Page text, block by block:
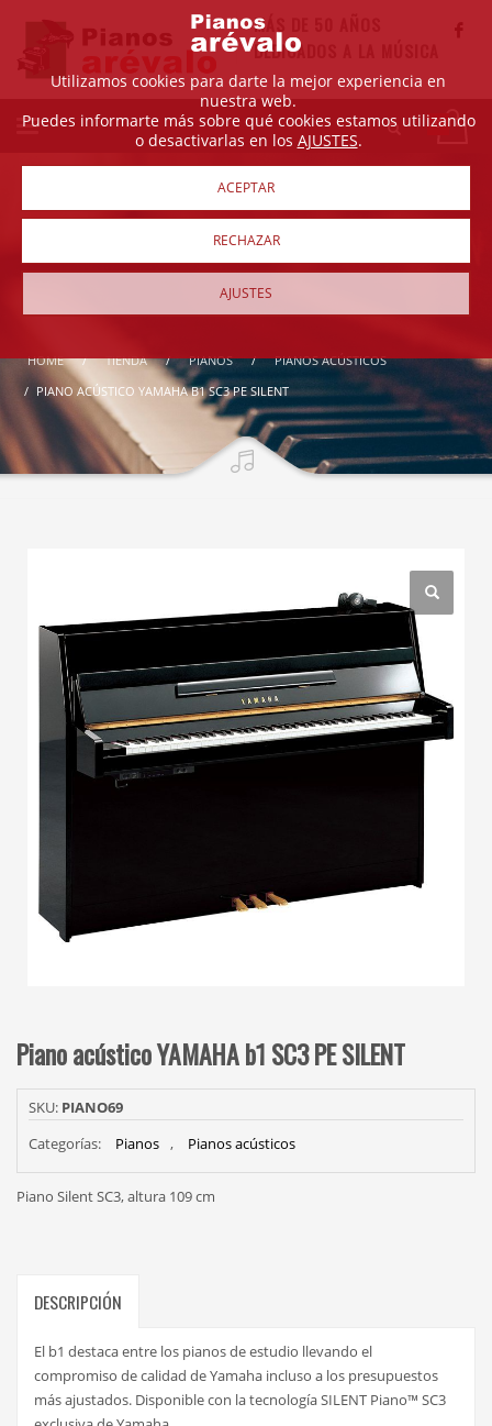
MÁS DE 50 AÑOS
DEDICADOS A LA MÚSICA
HOME TIENDA PIANOS
PIANOS ACÚSTICOS
PIANO ACÚSTICO YAMAHA B1 SC3 PE SILENT
Piano acústico YAMAHA b1 SC3 PE SILENT
SKU: PIANO69
Categorías:
Pianos , Pianos acústicos
Piano Silent SC3, altura 109 cm
DESCRIPCIÓN
El b1 destaca entre los pianos de estudio llevando el
compromiso de calidad de Yamaha incluso a los presupuestos
más ajustados. Disponible con la tecnología SILENT Piano™ SC3
Utilizamos cookies para darte la mejor experiencia en
nuestra web.
Puedes informarte más sobre qué cookies estamos utilizando
o desactivarlas en los AJUSTES.
ACEPTAR
RECHAZAR
AJUSTES